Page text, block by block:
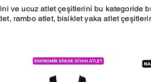
ve ucuz atlet çeşitlerini bu kategoride
rambo atlet, bisiklet yaka atlet